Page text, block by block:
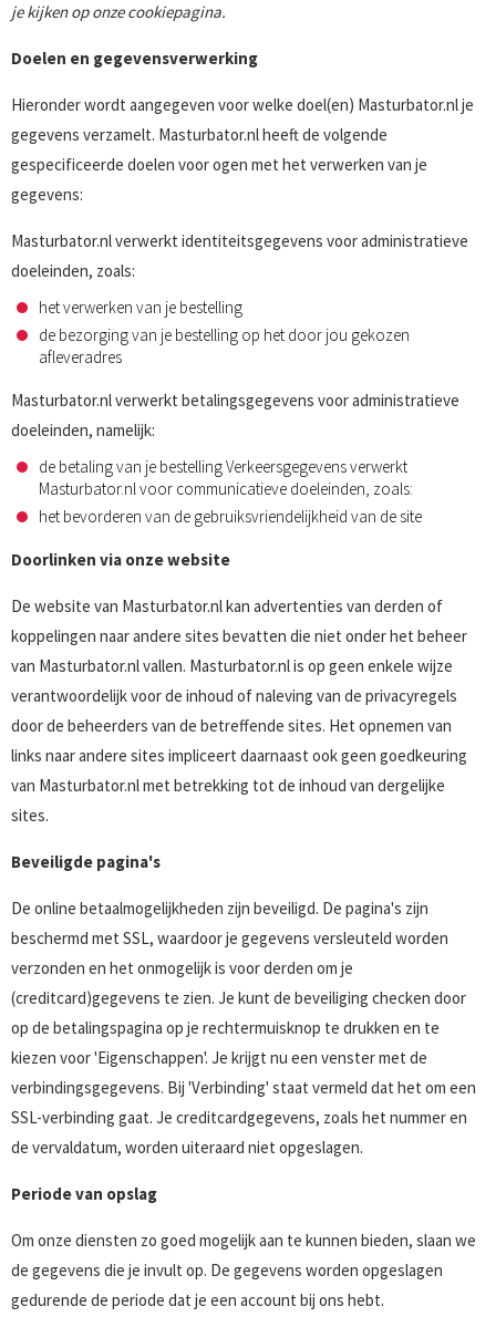
je kijken op onze cookiepagina.
Doelen en gegevensverwerking
Hieronder wordt aangegeven voor welke doel(en) Masturbator.nl je
gegevens verzamelt. Masturbator.nl heeft de volgende
gespecificeerde doelen voor ogen met het verwerken van je
gegevens:
Masturbator.nl verwerkt identiteitsgegevens voor administratieve
doeleinden, zoals:
het verwerken van je bestelling
de bezorging van je bestelling op het door jou gekozen
afleveradres
Masturbator.nl verwerkt betalingsgegevens voor administratieve
doeleinden, namelijk:
de betaling van je bestelling Verkeersgegevens verwerkt
Masturbator.nl voor communicatieve doeleinden, zoals:
het bevorderen van de gebruiksvriendelijkheid van de site
Doorlinken via onze website
De website van Masturbator.nl kan advertenties van derden of
koppelingen naar andere sites bevatten die niet onder het beheer
van Masturbator.nl vallen. Masturbator.nl is op geen enkele wijze
verantwoordelijk voor de inhoud of naleving van de privacyregels
door de beheerders van de betreffende sites. Het opnemen van
links naar andere sites impliceert daarnaast ook geen goedkeuring
van Masturbator.nl met betrekking tot de inhoud van dergelijke
sites.
Beveiligde pagina's
De online betaalmogelijkheden zijn beveiligd. De pagina's zijn
beschermd met SSL, waardoor je gegevens versleuteld worden
verzonden en het onmogelijk is voor derden om je
(creditcard)gegevens te zien. Je kunt de beveiliging checken door
op de betalingspagina op je rechtermuisknop te drukken en te
kiezen voor 'Eigenschappen'. Je krijgt nu een venster met de
verbindingsgegevens. Bij 'Verbinding' staat vermeld dat het om een
SSL-verbinding gaat. Je creditcardgegevens, zoals het nummer en
de vervaldatum, worden uiteraard niet opgeslagen.
Periode van opslag
Om onze diensten zo goed mogelijk aan te kunnen bieden, slaan we
de gegevens die je invult op. De gegevens worden opgeslagen
gedurende de periode dat je een account bij ons hebt.